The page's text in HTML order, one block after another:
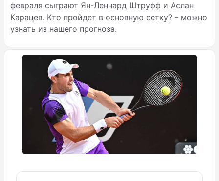
февраля сыграют Ян-Леннард Штруфф и Аслан
Карацев. Кто пройдет в основную сетку? – можно
узнать из нашего прогноза.